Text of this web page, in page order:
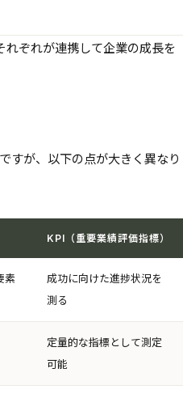
れぞれが連携して企業の成長を
ですが、以下の点が大きく異なり
KPI（重要業績評価指標）
素
成功に向けた進捗状況を
測る
定量的な指標として測定
可能